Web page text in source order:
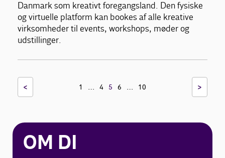
Danmark som kreativt foregangsland. Den fysiske
og virtuelle platform kan bookes af alle kreative
virksomheder til events, workshops, møder og
udstillinger.
< 1 … 4 5 6 … 10 >
OM DI